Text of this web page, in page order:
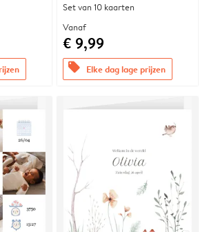
Set van 10 kaarten
Vanaf
€ 9,99
offers Elke dag lage prijzen